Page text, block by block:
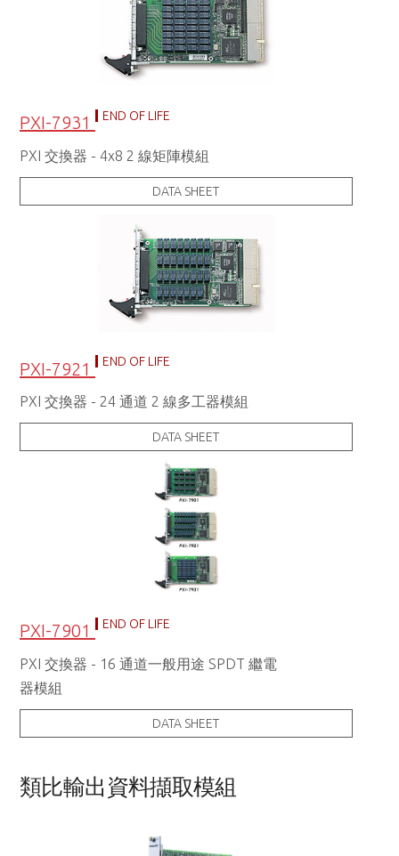
PXI-7931 END OF LIFE
PXI 交換器 - 4x8 2 線矩陣模組
DATA SHEET
PXI-7921 END OF LIFE
PXI 交換器 - 24 通道 2 線多工器模組
DATA SHEET
PXI-7901 END OF LIFE
PXI 交換器 - 16 通道一般用途 SPDT 繼電
器模組
DATA SHEET
類比輸出資料擷取模組